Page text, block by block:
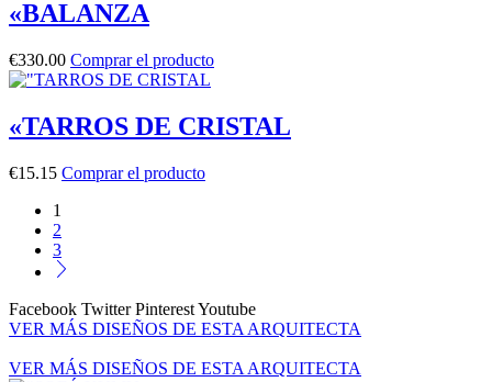
«BALANZA
€330.00 Comprar el producto
«TARROS DE CRISTAL
€15.15 Comprar el producto
1
2
3
Facebook Twitter PinterestYoutube
VER MÁS DISEÑOS DE ESTA ARQUITECTA
VER MÁS DISEÑOS DE ESTA ARQUITECTA